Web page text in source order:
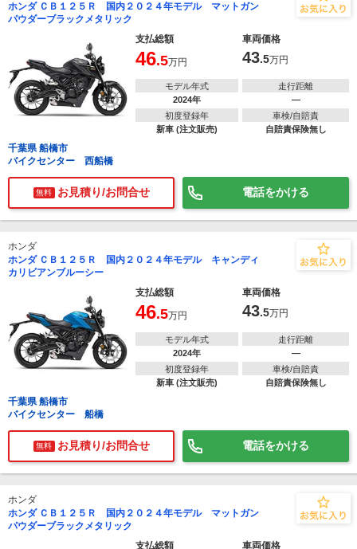
ホンダ ＣＢ１２５Ｒ 国内２０２４年モデル マットガン
パウダーブラックメタリック
支払総額
車両価格
46.5万円 43.5万円
モデル年式
2024年
走行距離
―
初度登録年
新車 (注文販売)
車検/自賠責
自賠責保険無し
千葉県 船橋市
バイクセンター 西船橋
無料 お見積り/お問合せ 電話をかける
ホンダ
ホンダ ＣＢ１２５Ｒ 国内２０２４年モデル キャンディ
カリビアンブルーシー
支払総額
車両価格
46.5万円 43.5万円
モデル年式
2024年
走行距離
―
初度登録年
新車 (注文販売)
車検/自賠責
自賠責保険無し
千葉県 船橋市
バイクセンター 船橋
無料 お見積り/お問合せ 電話をかける
ホンダ
ホンダ ＣＢ１２５Ｒ 国内２０２４年モデル マットガン
パウダーブラックメタリック
支払総額
車両価格